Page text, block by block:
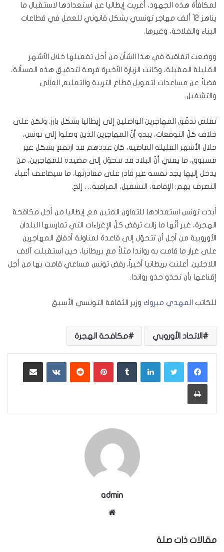
لمكافأة هذه الجهود، أعربت إيطاليا عن استعدادها لاستقبال ما
يناهز 12 ألف مهاجر تونسي بشكل قانوني للعمل في قطاعات
البناء والفلاحة، وغيرها.
ووضعت اتفاقية في هذا الشأن من أجل تفعيلها خلال الأشهر
القليلة المقبلة، وكانت الزيارة الأخيرة فرصة لتدقيق هذه المسألة،
فضلاً عن مساعدات لتمويل قطاع التربية والتعليم العالي
والتشغيل.
تقلص تدفّق المهاجرين الواصلين إلى إيطاليا بشكل بارز. ولكن على
خلاف كلّ التوقعات، يبدو أنّ المهاجرين الذين وصلوا إلى تونس،
خلال الأشهر القليلة الماضية، كان عددهم قد ارتفع بشكل غير
مسبوق، ما يعني أنّ البلاد قد تتحوّل إلى مصيدة للمهاجرين، من
يدخل إليها يجد نفسه غير قادر على مغادرتها، ما سيضاعف أعباء
التصرف بهم: الإقامة، التشغيل، المراقبة… إلخ.
أبدت تونس استعدادها للتعاون المتين مع إيطاليا من أجل مكافحة
الهجرة، غير أنّها ما زالت ترفض كلّ الإغراءات التي تمارسها البلدان
الأوروبية من أجل أن تتحوّل إلى قاعدة لمناولة أدفاق المهاجرين
على غرار ما قامت به رواندا مثلاً مع بريطانيا، حين استقبلت آلاف
اللاجئين. أعلنت بريطانيا أخيراً، رفض تونس مساعي قامت بها من أجل
إقناعها بأن تحذو حذو رواندا.
للكاتب المهدي مبروك وزير الثقافة التونسي الأسبق
الاتحاد الأوروبي مكافحة الهجرة
لينكدإن بينتيريست مشاركة عبر البريد
طباعة
admin
مقالات ذات صلة